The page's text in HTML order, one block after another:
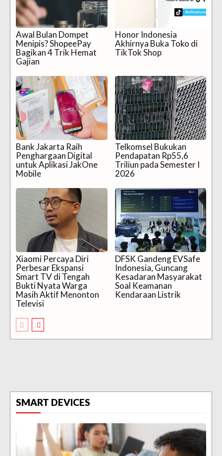
Awal Bulan Dompet
Menipis? ShopeePay
Bagikan 4 Trik Hemat
Gajian
Honor Indonesia
Akhirnya Buka Toko di
TikTok Shop
Bank Jakarta Raih
Penghargaan Digital
untuk Aplikasi JakOne
Mobile
Telkomsel Bukukan
Pendapatan Rp55,6
Triliun pada Semester I
2026
Xiaomi Percaya Diri
Perbesar Ekspansi
Smart TV di Tengah
Bukti Nyata Warga
Masih Aktif Menonton
Televisi
DFSK Gandeng EVSafe
Indonesia, Guncang
Kesadaran Masyarakat
Soal Keamanan
Kendaraan Listrik
SMART DEVICES